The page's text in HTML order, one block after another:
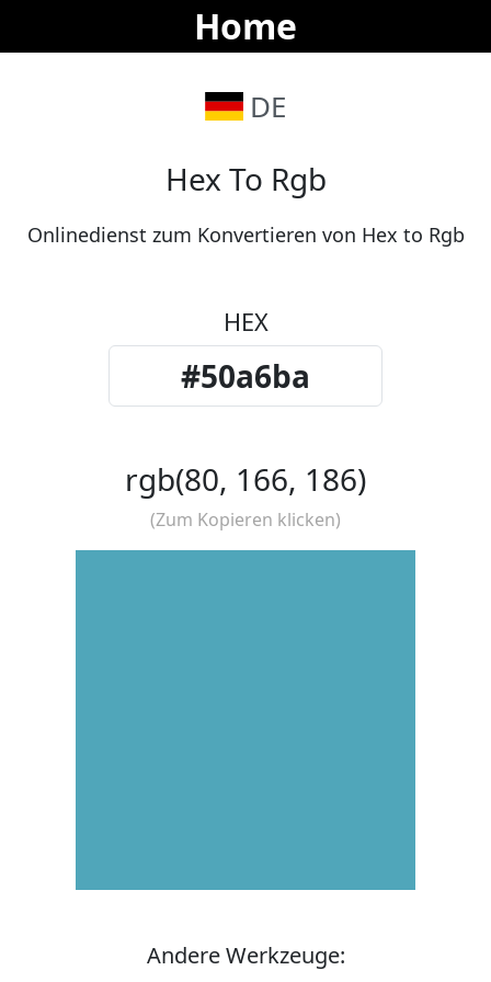
Home
DE
Hex To Rgb
Onlinedienst zum Konvertieren von Hex to Rgb
HEX
rgb(80, 166, 186)
(Zum Kopieren klicken)
Andere Werkzeuge: